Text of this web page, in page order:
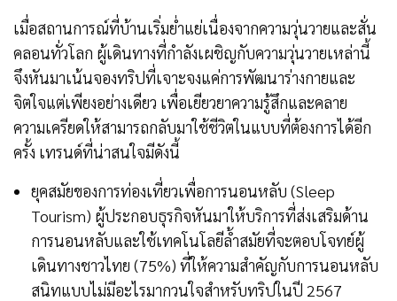
เมื่อสถานการณ์ที่บ้านเริ่มย่ำแย่เนื่องจากความวุ่นวายและสั่น
คลอนทั่วโลก ผู้เดินทางที่กำลังเผชิญกับความวุ่นวายเหล่านี้
จึงหันมาเน้นจองทริปที่เจาะจงแค่การพัฒนาร่างกายและ
จิตใจแต่เพียงอย่างเดียว เพื่อเยียวยาความรู้สึกและคลาย
ความเครียดให้สามารถกลับมาใช้ชีวิตในแบบที่ต้องการได้อีก
ครั้ง เทรนด์ที่น่าสนใจมีดังนี้
ยุคสมัยของการท่องเที่ยวเพื่อการนอนหลับ (Sleep
Tourism) ผู้ประกอบธุรกิจหันมาให้บริการที่ส่งเสริมด้าน
การนอนหลับและใช้เทคโนโลยีล้ำสมัยที่จะตอบโจทย์ผู้
เดินทางชาวไทย (75%) ที่ให้ความสำคัญกับการนอนหลับ
สนิทแบบไม่มีอะไรมากวนใจสำหรับทริปในปี 2567